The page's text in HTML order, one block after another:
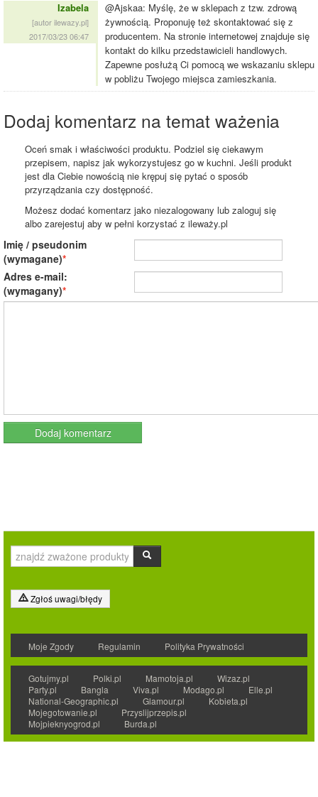
Izabela
[autor ilewazy.pl]
2017/03/23 06:47
@Ajskaa: Myślę, że w sklepach z tzw. zdrową
żywnością. Proponuję też skontaktować się z
producentem. Na stronie internetowej znajduje się
kontakt do kilku przedstawicieli handlowych.
Zapewne posłużą Ci pomocą we wskazaniu sklepu
w pobliżu Twojego miejsca zamieszkania.
Dodaj komentarz na temat ważenia
Oceń smak i właściwości produktu. Podziel się ciekawym
przepisem, napisz jak wykorzystujesz go w kuchni. Jeśli produkt
jest dla Ciebie nowością nie krępuj się pytać o sposób
przyrządzania czy dostępność.
Możesz dodać komentarz jako niezalogowany lub zaloguj się
albo zarejestuj aby w pełni korzystać z ileważy.pl
Imię / pseudonim
(wymagane)
Adres e-mail:
(wymagany)
Zgłoś uwagi/błędy
Moje Zgody Regulamin Polityka Prywatności
Gotujmy.pl Polki.pl Mamotoja.pl
Wizaz.pl
Party.pl
Bangla Viva.pl Modago.pl
Elle.pl
National-Geographic.pl
Glamour.pl
Kobieta.pl
Mojegotowanie.pl
Przyslijprzepis.pl
Mojpieknyogrod.pl
Burda.pl